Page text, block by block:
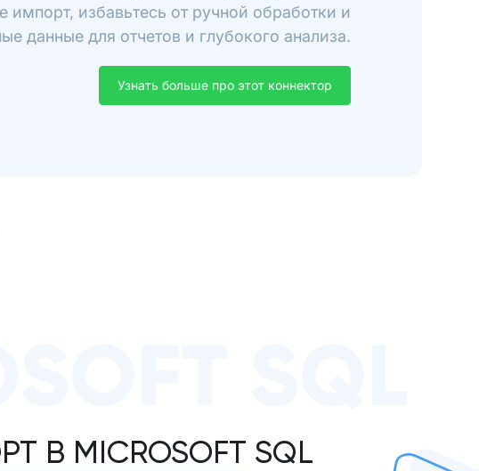
избавьтесь от ручной обработки и
данные для отчетов и глубокого анализа.
Узнать больше про этот коннектор
В MICROSOFT SQL